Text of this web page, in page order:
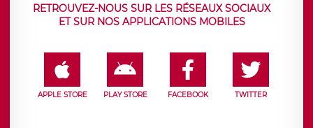
RETROUVEZ-NOUS SUR LES RÉSEAUX SOCIAUX
ET SUR NOS APPLICATIONS MOBILES
APPLE STORE PLAY STORE FACEBOOK TWITTER